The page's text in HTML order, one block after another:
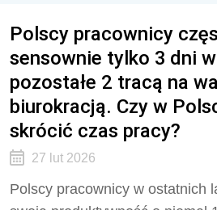
Polscy pracownicy
sensownie tylko 3 dni
pozostałe 2 tracą na
biurokracją. Czy w
skrócić czas pracy?
27 lut 2026
Polscy pracownicy w ostatnich